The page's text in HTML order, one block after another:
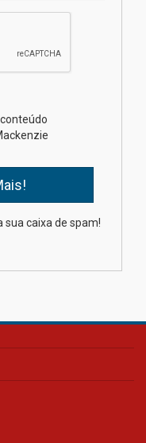
seus
Médio
podem investir
filhos além da
reúne
sua caixa de spam!